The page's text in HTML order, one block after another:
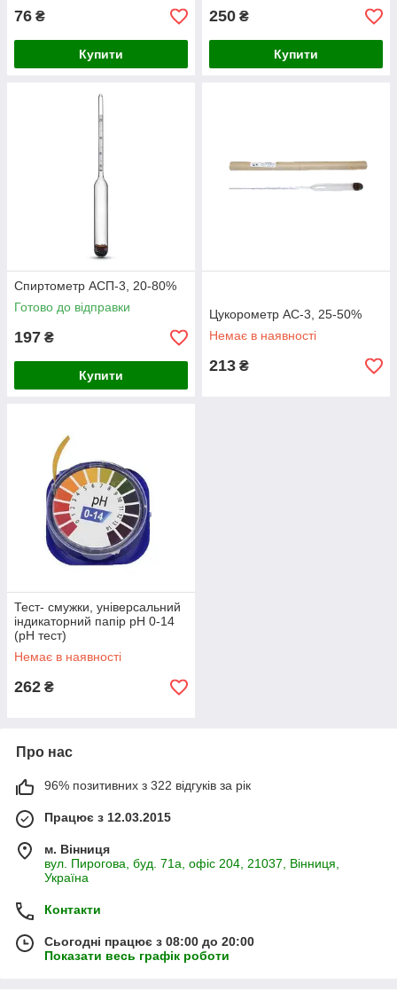
76 ₴
Купити
250 ₴
Купити
Спиртометр АСП-3, 20-80%
Готово до відправки
197 ₴
Купити
Цукорометр АС-3, 25-50%
Немає в наявності
213 ₴
Тест- смужки, універсальний
індикаторний папір pH 0-14
(pH тест)
Немає в наявності
262 ₴
Про нас
96% позитивних з 322 відгуків за рік
Працює з 12.03.2015
м. Вінниця
вул. Пирогова, буд. 71а, офіс 204, 21037, Вінниця,
Україна
Контакти
Сьогодні працює з 08:00 до 20:00
Показати весь графік роботи